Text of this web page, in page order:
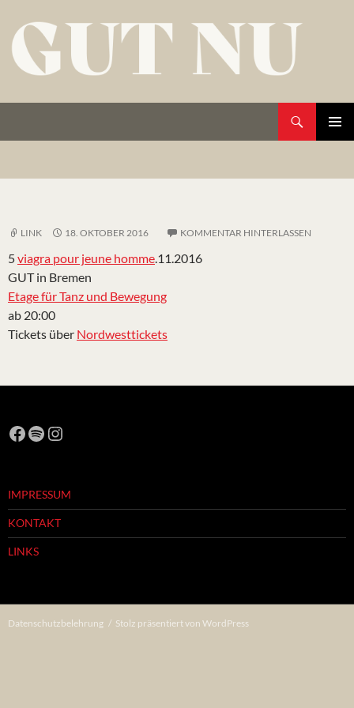
Inhalt
springen
LINK 18. OKTOBER 2016 KOMMENTAR HINTERLASSEN
5viagra pour jeune homme.11.2016
GUT in Bremen
Etage für Tanz und Bewegung
ab 20:00
Tickets über Nordwesttickets
Facebook
Spotify
Instagram
IMPRESSUM
KONTAKT
LINKS
Datenschutzbelehrung Stolz präsentiert von WordPress